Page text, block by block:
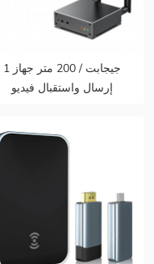
1 جيجابت / 200 متر جهاز
إرسال واستقبال فيديو
يدعم 1080p @ 60hz